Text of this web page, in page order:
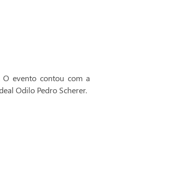
O evento contou com a
Odilo Pedro Scherer.